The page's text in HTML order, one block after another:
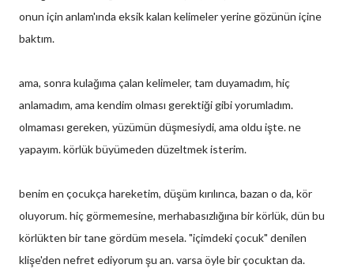
onun için anlam'ında eksik kalan kelimeler yerine gözünün içine
baktım.
ama, sonra kulağıma çalan kelimeler, tam duyamadım, hiç
anlamadım, ama kendim olması gerektiği gibi yorumladım.
olmaması gereken, yüzümün düşmesiydi, ama oldu işte. ne
yapayım. körlük büyümeden düzeltmek isterim.
benim en çocukça hareketim, düşüm kırılınca, bazan o da, kör
oluyorum. hiç görmemesine, merhabasızlığına bir körlük, dün bu
körlükten bir tane gördüm mesela. "içimdeki çocuk" denilen
klişe'den nefret ediyorum şu an. varsa öyle bir çocuktan da.